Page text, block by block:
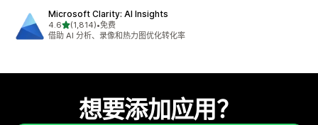
Microsoft Clarity: AI Insights
4.6星（满分 5 星）
(1,814)
总共 1814 条评论
•免费
借助 AI 分析、录像和热力图优化转化率
想要添加应用？